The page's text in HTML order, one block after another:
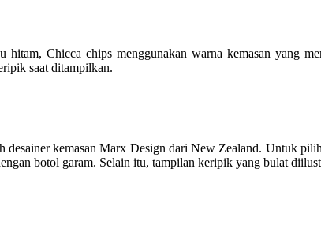
hitam, Chicca chips menggunakan warna kemasan yang
saat ditampilkan.
kemasan Marx Design dari New Zealand. Untuk
botol garam. Selain itu, tampilan keripik yang bulat